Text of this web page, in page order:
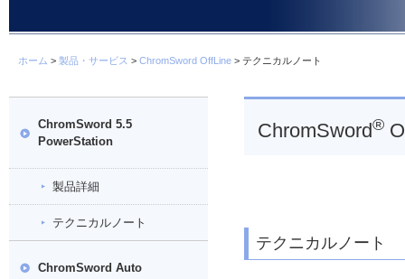
ホーム > 製品・サービス > ChromSword OffLine > テクニカルノート
ChromSword 5.5
PowerStation
製品詳細
テクニカルノート
ChromSword Auto
ChromSword®
テクニカルノート